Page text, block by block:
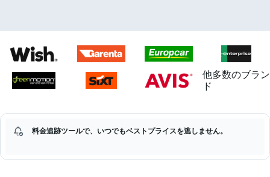
他多数のブラン
ド
料金追跡ツールで、いつでもベストプライスを逃しません。